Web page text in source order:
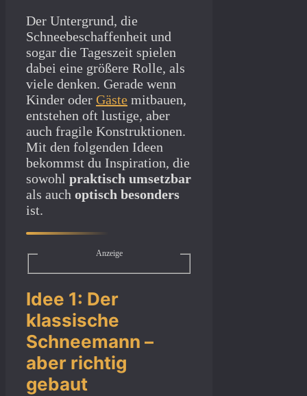
Der Untergrund, die
Schneebeschaffenheit und
sogar die Tageszeit spielen
dabei eine größere Rolle, als
viele denken. Gerade wenn
Kinder oder Gäste mitbauen,
entstehen oft lustige, aber
auch fragile Konstruktionen.
Mit den folgenden Ideen
bekommst du Inspiration, die
sowohl praktisch umsetzbar
als auch optisch besonders
ist.
Anzeige
Idee 1: Der
klassische
Schneemann –
aber richtig
gebaut